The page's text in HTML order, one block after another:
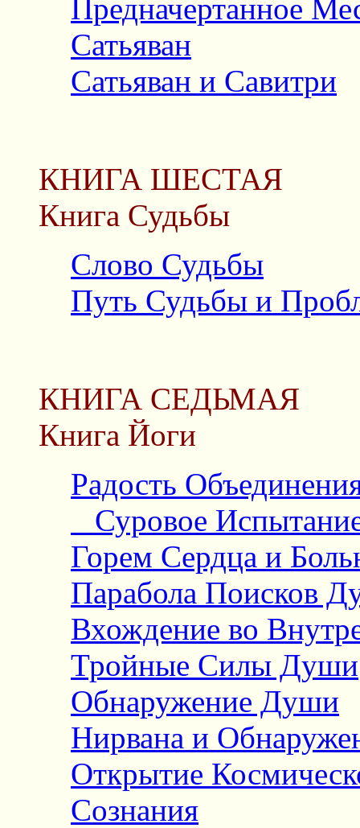
Предначертанное
Сатьяван
Сатьяван и Савитри
КНИГА ШЕСТАЯ
Книга Судьбы
Слово Судьбы
Путь Судьбы и
КНИГА СЕДЬМАЯ
Книга Йоги
Радость
Суровое
Горем Сердца и
Парабола Поисков
Вхождение во
Тройные Силы Души
Обнаружение Души
Нирвана и
Открытие
Сознания